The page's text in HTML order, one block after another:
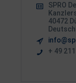
SPRO
40472
+ 49